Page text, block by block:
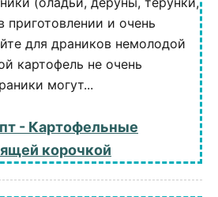
и очень
для драников немолодой
картофель не очень
могут...
- Картофельные
корочкой